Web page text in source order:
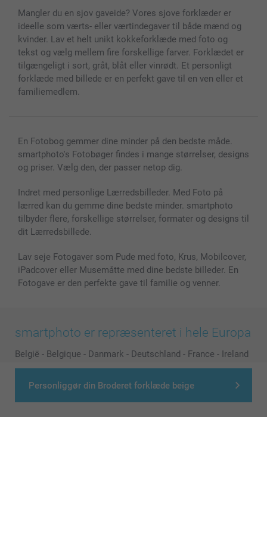
Personliggør din Broderet forklæde beige
MyNameBook
Fotokalender & Kalenderbog
Fotorammer & Tilbehør
Alle fotoprodukter
Betingelser og garantier
Investor Relations
Priser & betaling
Status for ordrer
Mangler du en sjov gaveide? Vores sjove forklæder er
ideelle som værts- eller værtindegaver til både mænd og
kvinder. Lav et helt unikt kokkeforklæde med foto og
tekst og vælg mellem fire forskellige farver. Forklædet er
tilgængeligt i sort, gråt, blåt eller vinrødt. Et personligt
forklæde med billede er en perfekt gave til en ven eller et
familiemedlem.
En Fotobog gemmer dine minder på den bedste måde.
smartphoto's Fotobøger findes i mange størrelser, designs
og priser. Vælg den, der passer netop dig.
Indret med personlige Lærredsbilleder. Med Foto på
lærred kan du gemme dine bedste minder. smartphoto
tilbyder flere, forskellige størrelser, formater og designs til
dit Lærredsbillede.
Lav seje Fotogaver som Pude med foto, Krus, Mobilcover,
iPadcover eller Musemåtte med dine bedste billeder. En
Fotogave er den perfekte gave til familie og venner.
smartphoto er repræsenteret i hele Europa
België - Belgique - Danmark - Deutschland - France - Ireland
- Nederland - Norge - Österreich - Schweiz - Suisse -
Switzerland - Suomi Sverige - United Kingdom